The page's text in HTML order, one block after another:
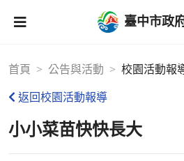
臺中市政
首頁 公告與活動 校園活動報
返回校園活動報導
小小菜苗快快長大